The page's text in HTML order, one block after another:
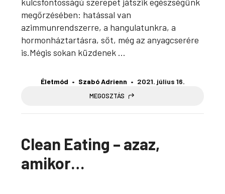
megőrzésében: hatással van
azimmunrendszerre, a hangulatunkra, a
hormonháztartásra, sőt, még az anyagcserére
is.Mégis sokan küzdenek ...
Életmód Szabó Adrienn 2021. július 16.
MEGOSZTÁS
Clean Eating – azaz,
amikor…